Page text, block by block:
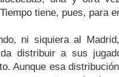
tiene, pues, para
ni siquiera al
distribuir a sus
Aunque esa